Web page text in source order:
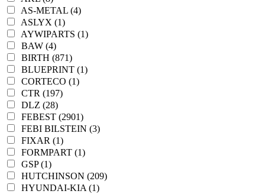
AS-METAL (4)
ASLYX (1)
AYWIPARTS (1)
BAW (4)
BIRTH (871)
BLUEPRINT (1)
CORTECO (1)
CTR (197)
DLZ (28)
FEBEST (2901)
FEBI BILSTEIN (3)
FIXAR (1)
FORMPART (1)
GSP (1)
HUTCHINSON (209)
HYUNDAI-KIA (1)